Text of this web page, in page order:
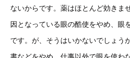
ないからです。薬はほとんど効きま
因となっている眼の酷使をやめ、眼
です。が、そうはいかないでしょう